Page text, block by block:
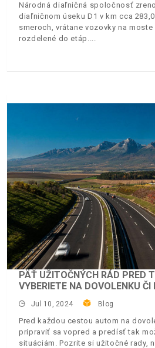
Národná diaľničná spoločnosť
diaľničnom úseku D1 v km cca
smeroch, vrátane vozovky na
rozdelené do etáp.
PÄŤ UŽITOČNÝCH RÁD PRED
VYBERIETE NA DOVOLENKU ČI
Jul 10, 2024 Blog
Pred každou cestou autom na
pripraviť sa vopred a predísť tak
situáciám. Pozrite si užitočné rady,